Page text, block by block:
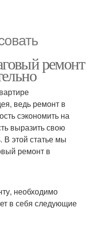
ремонт
ведь ремонт в
сэкономить на
выразить свою
В этой статье мы
ремонт в
необходимо
в себя следующие